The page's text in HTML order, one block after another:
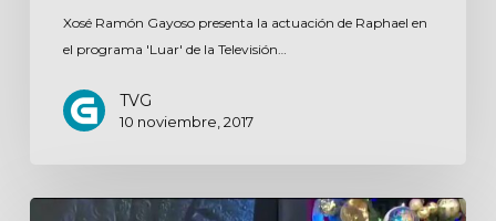
Xosé Ramón Gayoso presenta la actuación de Raphael en
el programa 'Luar' de la Televisión…
TVG
10 noviembre, 2017
Cuéntamelo